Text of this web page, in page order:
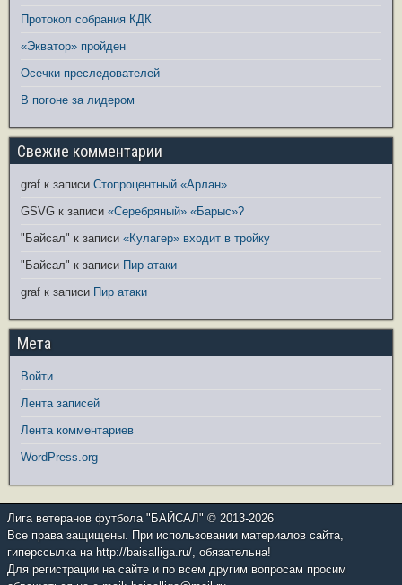
Протокол собрания КДК
«Экватор» пройден
Осечки преследователей
В погоне за лидером
Свежие комментарии
graf к записи Стопроцентный «Арлан»
GSVG к записи «Серебряный» «Барыс»?
"Байсал" к записи «Кулагер» входит в тройку
"Байсал" к записи Пир атаки
graf к записи Пир атаки
Мета
Войти
Лента записей
Лента комментариев
WordPress.org
Лига ветеранов футбола "БАЙСАЛ" © 2013-2026
Все права защищены. При использовании материалов сайта,
гиперссылка на http://baisalliga.ru/, обязательна!
Для регистрации на сайте и по всем другим вопросам просим